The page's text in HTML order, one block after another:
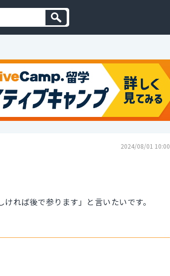
2024/08/01 10:00
れば後で参ります」と言いたいです。